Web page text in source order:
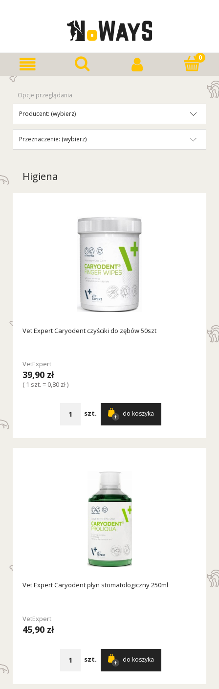
Opcje przeglądania
Producent: (wybierz)
Przeznaczenie: (wybierz)
Higiena
Vet Expert Caryodent czyściki do zębów 50szt
VetExpert
39,90 zł
( 1 szt. = 0,80 zł )
szt. do koszyka
Vet Expert Caryodent płyn stomatologiczny 250ml
VetExpert
45,90 zł
szt. do koszyka